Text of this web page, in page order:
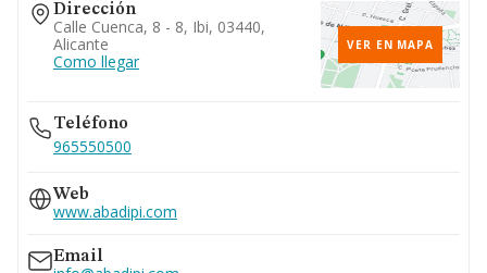
Dirección
Calle Cuenca, 8 - 8, Ibi, 03440,
Alicante
Como llegar
VER EN MAPA
Teléfono
965550500
Web
www.abadipi.com
Email